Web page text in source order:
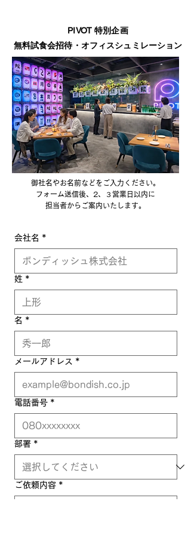
PIVOT 特別企画
​無料試食会招待・オフィスシュミレーション
御社名やお名前などをご入力ください。
フォーム送信後、2、３営業日以内に
担当者からご案内いたします。
会社名 *
姓 *
名 *
メールアドレス *
電話番号 *
部署 *
ご依頼内容 *